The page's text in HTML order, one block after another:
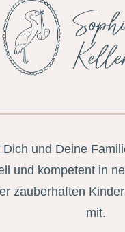
und Deine
und kompetent in
zauberhaften
mit.